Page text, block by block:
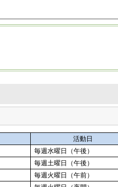
活動日
毎週水曜日（午後）
毎週土曜日（午後）
毎週火曜日（午前）